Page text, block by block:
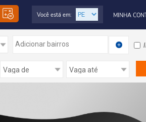
MINHA
Você está em:
Adicionar bairros